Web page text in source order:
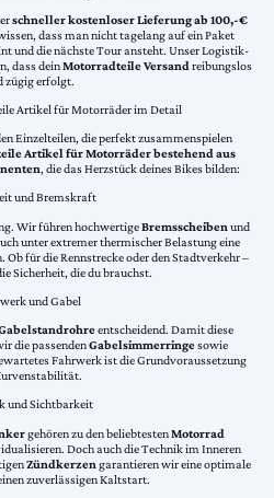
schneller kostenloser Lieferung ab 100,-€
dass man nicht tagelang auf ein Paket
und die nächste Tour ansteht. Unser Logistik-
dass deinMotorradteile Versand reibungslos
zügig erfolgt.
Artikel für Motorräder im Detail
Einzelteilen, die perfekt zusammenspielen
Artikel für Motorräder bestehend aus
, die das Herzstück deines Bikes bilden:
und Bremskraft
Wir führen hochwertigeBremsscheiben und
unter extremer thermischer Belastung eine
für die Rennstrecke oder den Stadtverkehr –
Sicherheit, die du brauchst.
und Gabel
entscheidend. Damit diese
die passendenGabelsimmerringesowie
Fahrwerk ist die Grundvoraussetzung
und Sichtbarkeit
gehören zu den beliebtestenMotorrad
Doch auch die Technik im Inneren
Zündkerzen garantieren wir eine optimale
zuverlässigen Kaltstart.